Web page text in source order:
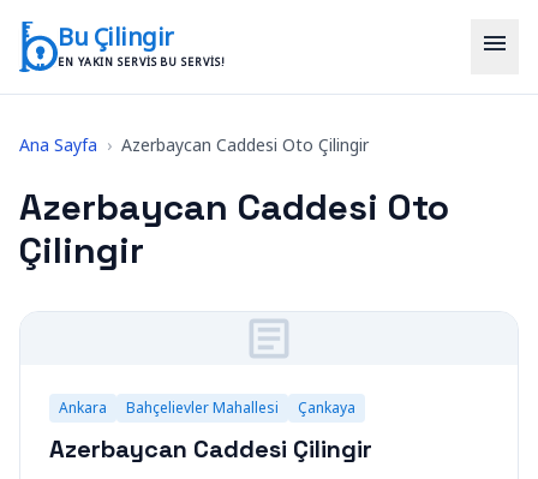
Bu Çilingir
EN YAKIN SERVIS BU SERVIS!
menu
Ana Sayfa › Azerbaycan Caddesi Oto Çilingir
Azerbaycan Caddesi Oto
Çilingir
Ankara Bahçelievler Mahallesi Çankaya
Azerbaycan Caddesi Çilingir